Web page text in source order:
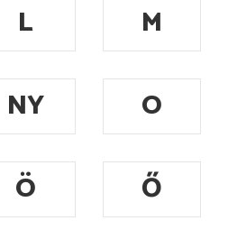
L
M
NY
O
Ö
Ő